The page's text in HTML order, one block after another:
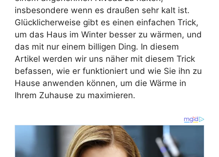
insbesondere wenn es draußen sehr kalt ist.
Glücklicherweise gibt es einen einfachen Trick,
um das Haus im Winter besser zu wärmen, und
das mit nur einem billigen Ding. In diesem
Artikel werden wir uns näher mit diesem Trick
befassen, wie er funktioniert und wie Sie ihn zu
Hause anwenden können, um die Wärme in
Ihrem Zuhause zu maximieren.